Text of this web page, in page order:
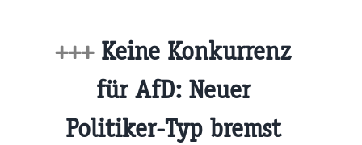
+++ Keine Konkurrenz
für AfD: Neuer
Politiker-Typ bremst